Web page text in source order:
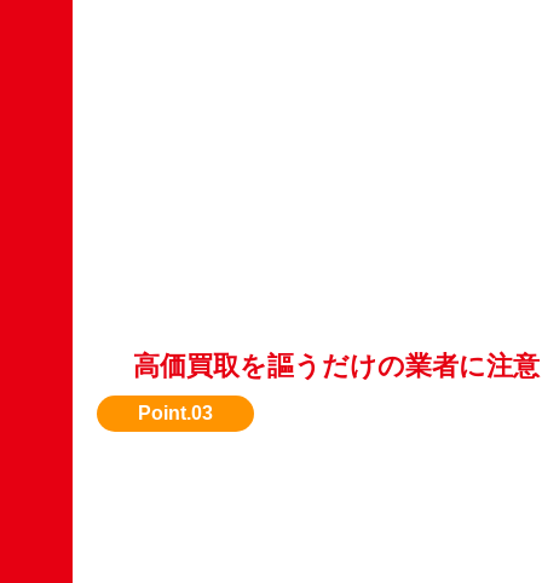
高価買取を謳うだけの業者に注意
実際の査定内容をしっかり説明してくれる業